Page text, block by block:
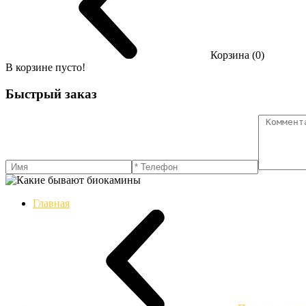
Корзина (0)
В корзине пусто!
Быстрый заказ
Главная